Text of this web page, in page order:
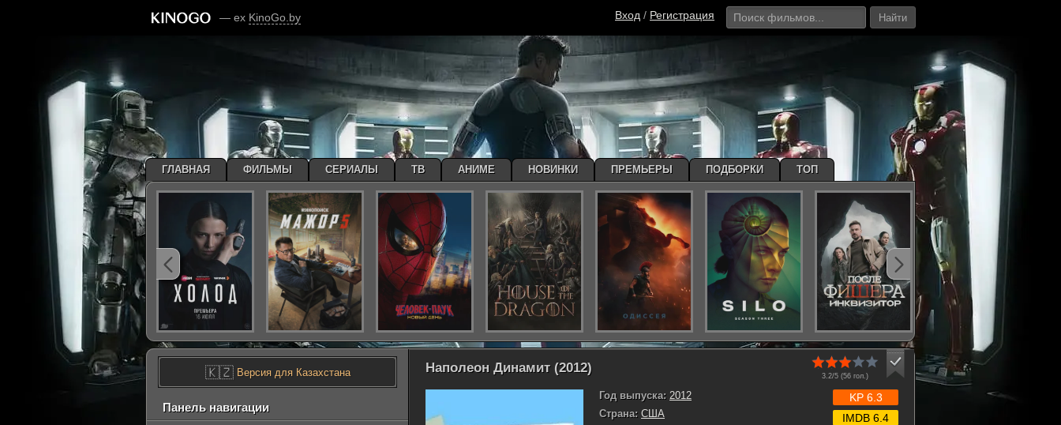
— ex KinoGo.by Вход / Регистрация Найти
Наполеон Динамит (2012)
3.2/5 (56 гол.)
Год выпуска: 2012
Страна: США
KP 6.3
IMDB 6.4
🇰🇿Версия для Казахстана
Панель навигации
ГЛАВНАЯ ФИЛЬМЫ СЕРИАЛЫ ТВ АНИМЕ НОВИНКИ ПРЕМЬЕРЫ ПОДБОРКИ ТОП